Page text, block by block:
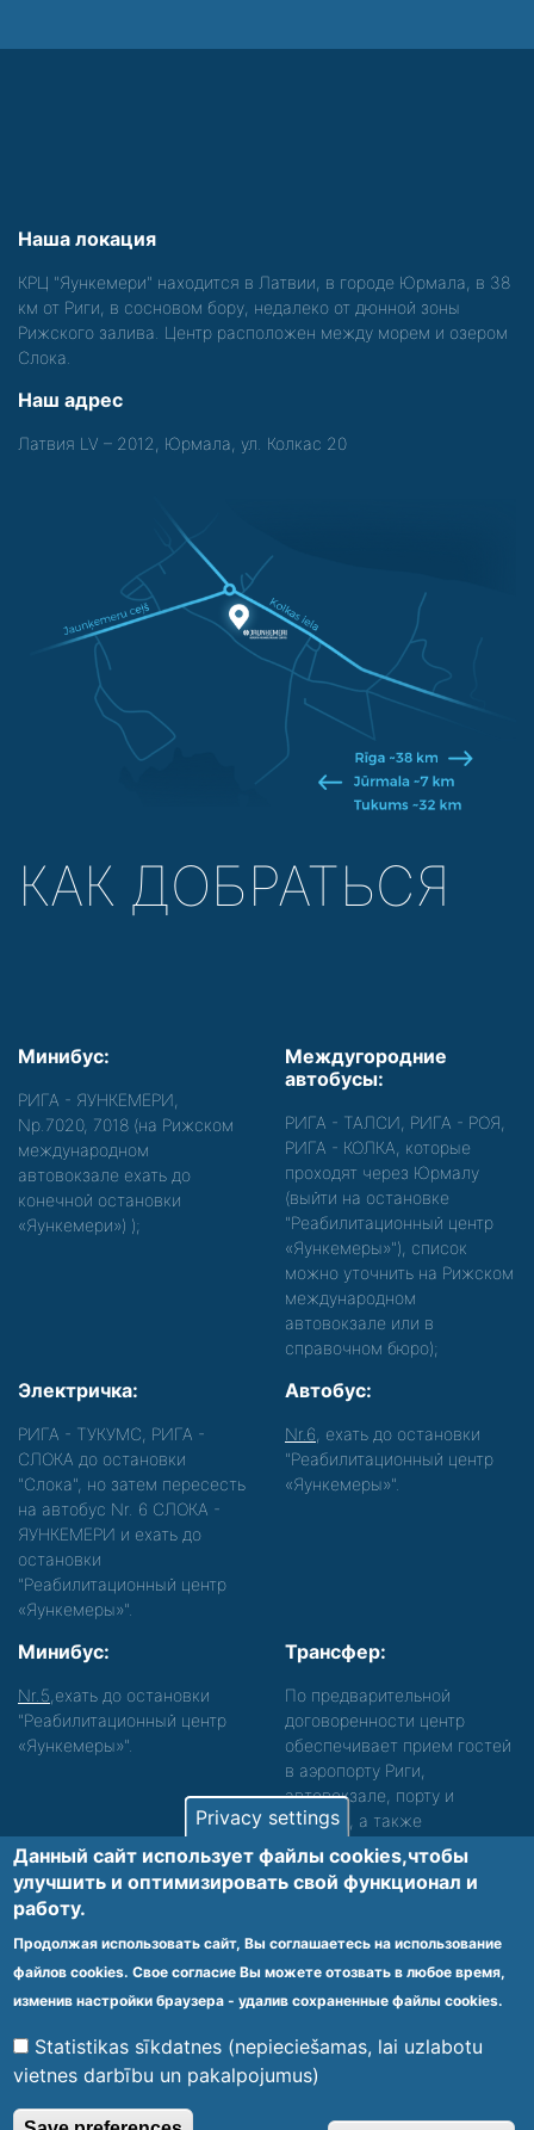
Наша локация
КРЦ "Яункемери" находится в Латвии, в городе Юрмала, в 38
км от Риги, в сосновом бору, недалеко от дюнной зоны
Рижского залива. Центр расположен между морем и озером
Слока.
Наш адрес
Латвия LV – 2012, Юрмала, ул. Колкас 20
КАК ДОБРАТЬСЯ
Минибус:
РИГА - ЯУНКЕМЕРИ,
Nр.7020, 7018 (на Рижском
международном
автовокзале ехать до
конечной остановки
«Яункемери») );
Междугородние
автобусы:
РИГА - ТАЛСИ, РИГА - РОЯ,
РИГА - КОЛКА, которые
проходят через Юрмалу
(выйти на остановке
"Реабилитационный центр
«Яункемеры»"), список
можно уточнить на Рижском
международном
автовокзале или в
справочном бюро);
Электричка:
РИГА - ТУКУМС, РИГА -
СЛОКА до остановки
"Слока", но затем пересесть
на автобус Nr. 6 СЛОКА -
ЯУНКЕМЕРИ и ехать до
остановки
"Реабилитационный центр
«Яункемеры»".
Автобус:
Nr.6 , ехать до остановки
"Реабилитационный центр
«Яункемеры»".
Минибус:
Nr.5 ,ехать до остановки
"Реабилитационный центр
«Яункемеры»".
Трансфер:
По предварительной
договоренности центр
обеспечивает прием гостей
в аэропорту Риги,
автовокзале, порту и
вокзале, а также
сопровождение. Просьба
звонить, чтобы уточнить
детали.
Обеспечиваем доступность среды для лиц с
функциональными нарушениями.
Footer
menu
Vietnes karte Noteikumi un privātuma politika
© 2020 Kūrorta Rehabilitācijas Centrs - Jaunķemeri. Visas tiesības
Privacy settings
Данный сайт использует файлы cookies,чтобы
улучшить и оптимизировать cвой функционал и
работу.
Продолжая использовать сайт, Вы соглашаетесь на использование
файлов cookies. Свое согласие Вы можете отозвать в любое время,
изменив настройки браузера - удалив сохраненные файлы cookies.
Statistikas sīkdatnes (nepieciešamas, lai uzlabotu
vietnes darbību un pakalpojumus)